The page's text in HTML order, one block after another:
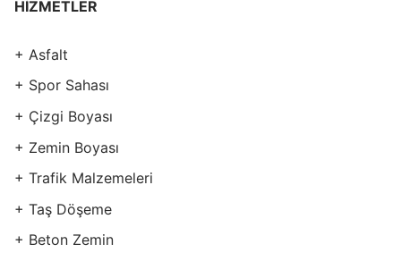
HİZMETLER
+ Asfalt
+ Spor Sahası
+ Çizgi Boyası
+ Zemin Boyası
+ Trafik Malzemeleri
+ Taş Döşeme
+ Beton Zemin